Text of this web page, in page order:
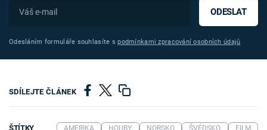
ODESLAT
Odesláním formuláře souhlasíte spodmínkami zpracování osobních údajů
SDÍLEJTE ČLÁNEK
ŠTÍTKY